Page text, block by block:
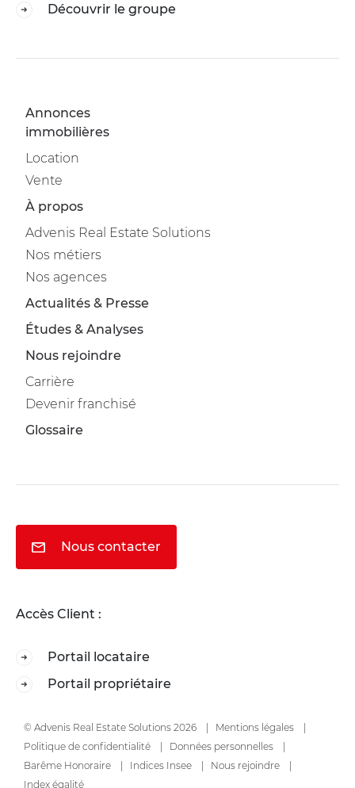
Découvrir le groupe
Annonces
immobilières
Location
Vente
À propos
Advenis Real Estate Solutions
Nos métiers
Nos agences
Actualités & Presse
Études & Analyses
Nous rejoindre
Carrière
Devenir franchisé
Glossaire
Nous contacter
Accès Client :
Portail locataire
Portail propriétaire
© Advenis Real Estate Solutions 2026
Mentions légales
Politique de confidentialité
Données personnelles
Barême Honoraire
Indices Insee
Nous rejoindre
Index égalité